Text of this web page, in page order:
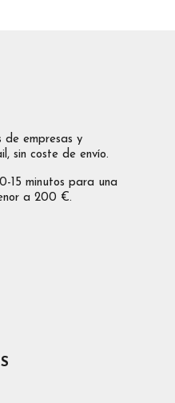
de empresas y
sin coste de envío.
15 minutos para una
a 200 €.